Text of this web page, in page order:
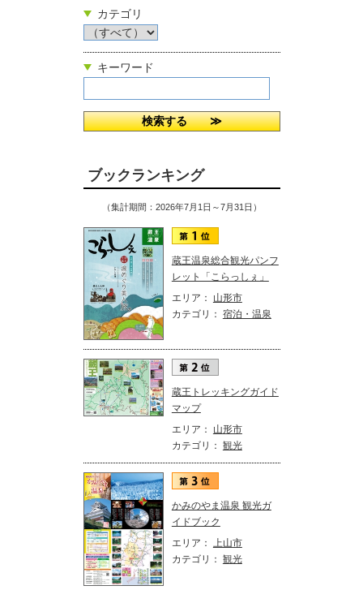
カテゴリ
キーワード
ブックランキング
（集計期間：2026年7月1日～7月31日）
蔵王温泉総合観光パンフ
レット「こらっしぇ」
エリア： 山形市
カテゴリ： 宿泊・温泉
蔵王トレッキングガイド
マップ
エリア： 山形市
カテゴリ： 観光
かみのやま温泉 観光ガ
イドブック
エリア： 上山市
カテゴリ： 観光